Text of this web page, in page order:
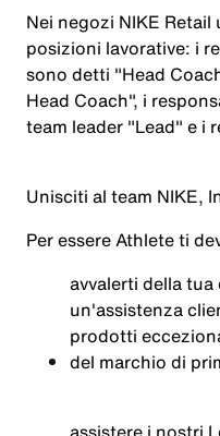
Nei negozi NIKE
posizioni lavorative: i
sono detti "Head
Head Coach", i
team leader "Lead" e i
Unisciti al team NIKE,
Per essereAthleteti
avvalerti della
un'assistenza
prodotti
del marchio di